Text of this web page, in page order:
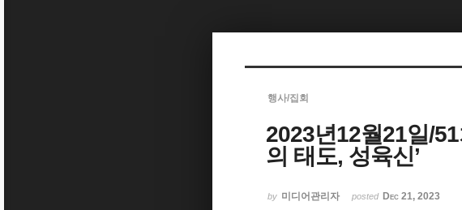
행사/집회
2023년12월21일/
의 태도, 성육신’
by 미디어관리자 posted Dec 21, 2023
Sketchbook5, 스케치북5
Sketchbook5, 스케치북5